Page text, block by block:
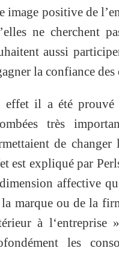
image positive de
ne cherchent
aussi
la confiance des
effet il a été prouvé
très
de
est expliqué par
affective
marque ou de la
à l‘entreprise
les